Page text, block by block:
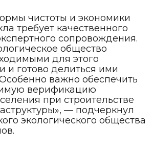
чистоты и экономики
требует качественного
сопровождения.
общество
для этого
и готово делиться ими
важно обеспечить
верификацию
при строительстве
— подчеркнул
экологического общества